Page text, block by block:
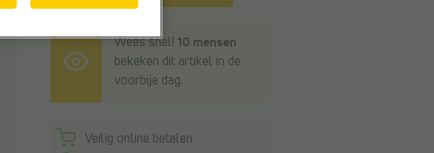
Wees snel! 10 mensen
bekeken dit artikel in de
voorbije dag.
Veilig online betalen